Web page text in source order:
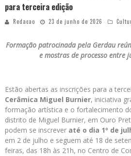
para terceira edição
Redacao 23 de junho de 2026
Formação patrocinada pela Gerdau
e mostras de processo entre
Estão abertas as inscrições para a
Cerâmica Miguel Burnier, iniciativa
formação artística e o fortalecimento
distrito de Miguel Burnier, em Ouro
podem se inscrever até o dia 1º de
em 2 de julho e seguem até 18 de
feiras, das 18h às 21h, no Centro de